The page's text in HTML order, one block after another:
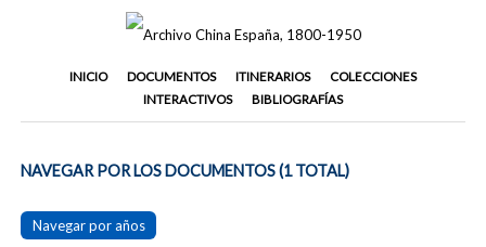
INICIO DOCUMENTOS ITINERARIOS
COLECCIONES
INTERACTIVOS
BIBLIOGRAFÍAS
NAVEGAR POR LOS DOCUMENTOS (1 TOTAL)
Navegar por años